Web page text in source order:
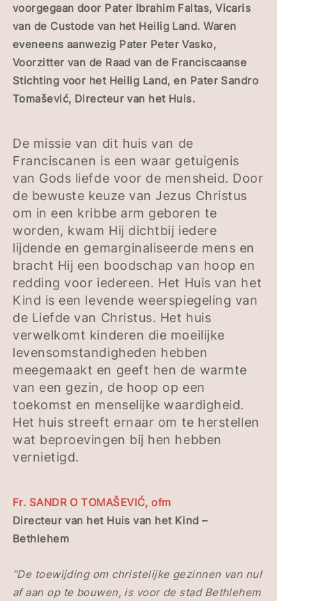
voorgegaan door Pater Ibrahim Faltas, Vicaris
van de Custode van het Heilig Land. Waren
eveneens aanwezig Pater Peter Vasko,
Voorzitter van de Raad van de Franciscaanse
Stichting voor het Heilig Land, en Pater Sandro
Tomašević, Directeur van het Huis.
De missie van dit huis van de
Franciscanen is een waar getuigenis
van Gods liefde voor de mensheid. Door
de bewuste keuze van Jezus Christus
om in een kribbe arm geboren te
worden, kwam Hij dichtbij iedere
lijdende en gemarginaliseerde mens en
bracht Hij een boodschap van hoop en
redding voor iedereen. Het Huis van het
Kind is een levende weerspiegeling van
de Liefde van Christus. Het huis
verwelkomt kinderen die moeilijke
levensomstandigheden hebben
meegemaakt en geeft hen de warmte
van een gezin, de hoop op een
toekomst en menselijke waardigheid.
Het huis streeft ernaar om te herstellen
wat beproevingen bij hen hebben
vernietigd.
Fr. SANDR O TOMAŠEVIĆ, ofm
Directeur van het Huis van het Kind –
Bethlehem
“De toewijding om christelijke gezinnen van nul
af aan op te bouwen, is voor de stad Bethlehem